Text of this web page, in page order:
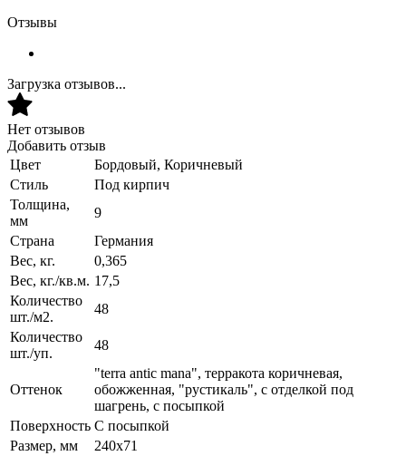
Отзывы
Загрузка отзывов...
Нет отзывов
Добавить отзыв
Цвет
Бордовый, Коричневый
Стиль
Под кирпич
Толщина,
мм
9
Страна
Германия
Вес, кг.
0,365
Вес, кг./кв.м. 17,5
Количество
шт./м2.
48
Количество
шт./уп.
48
Оттенок
"terra antic mana", терракота коричневая,
обожженная, "рустикаль", с отделкой под
шагрень, с посыпкой
Поверхность С посыпкой
Размер, мм
240x71